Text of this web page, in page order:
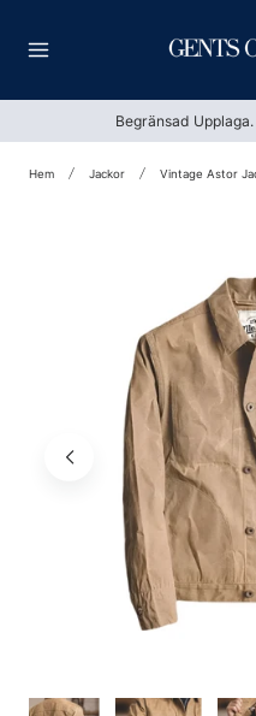
Begränsad
Hem Jackor Vintage Astor